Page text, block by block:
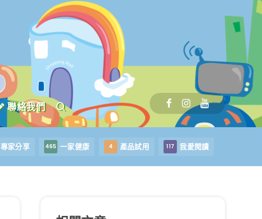
聯絡我們
專家分享 465 一家健康 4 產品試用 117 我愛閱讀